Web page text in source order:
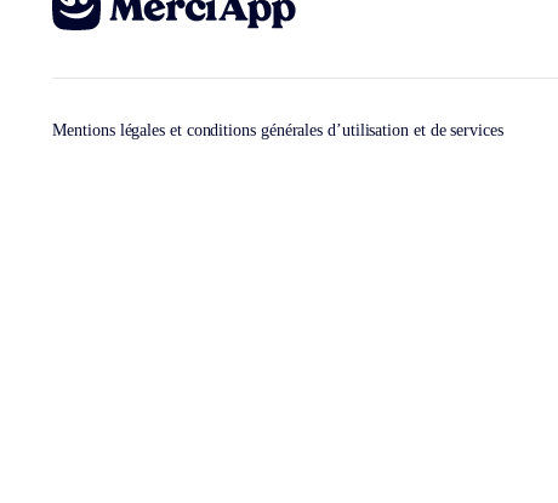
Mentions légales et conditions générales d’utilisation et de services